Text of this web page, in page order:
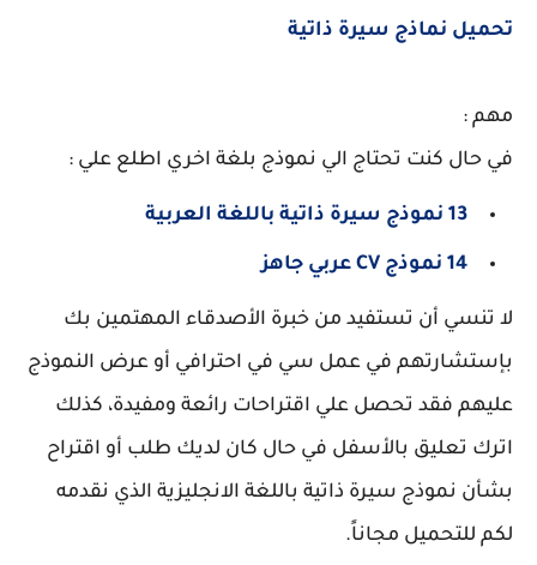
تحميل نماذج سيرة ذاتية
مهم :
في حال كنت تحتاج الي نموذج بلغة اخري اطلع علي :
13 نموذج سيرة ذاتية باللغة العربية
14 نموذج CV عربي جاهز
لا تنسي أن تستفيد من خبرة الأصدقاء المهتمين بك
بإستشارتهم في عمل سي في احترافي أو عرض النموذج
عليهم فقد تحصل علي اقتراحات رائعة ومفيدة، كذلك
اترك تعليق بالأسفل في حال كان لديك طلب أو اقتراح
بشأن نموذج سيرة ذاتية باللغة الانجليزية الذي نقدمه
لكم للتحميل مجاناً.